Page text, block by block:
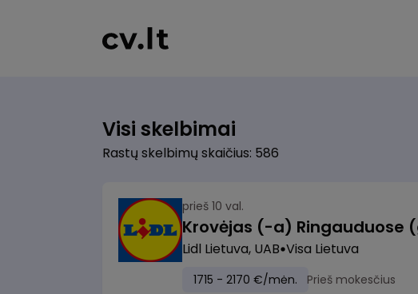
Visi skelbimai
Rastų skelbimų skaičius: 586
prieš 10 val.
Lidl Lietuva, UAB Visa Lietuva
1715 - 2170 €/mėn. Prieš mokesčius